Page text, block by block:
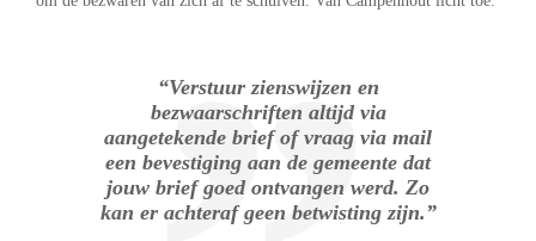
“Verstuur zienswijzen en
bezwaarschriften altijd via
aangetekende brief of vraag via mail
een bevestiging aan de gemeente dat
jouw brief goed ontvangen werd. Zo
kan er achteraf geen betwisting zijn.”